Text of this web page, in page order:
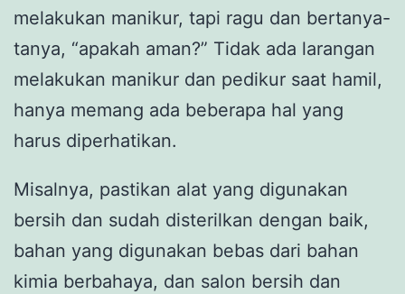
melakukan manikur, tapi ragu dan bertanya-
tanya, “apakah aman?” Tidak ada larangan
melakukan manikur dan pedikur saat hamil,
hanya memang ada beberapa hal yang
harus diperhatikan.
Misalnya, pastikan alat yang digunakan
bersih dan sudah disterilkan dengan baik,
bahan yang digunakan bebas dari bahan
kimia berbahaya, dan salon bersih dan